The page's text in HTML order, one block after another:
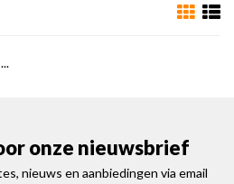
onze nieuwsbrief
nieuws en aanbiedingen via email